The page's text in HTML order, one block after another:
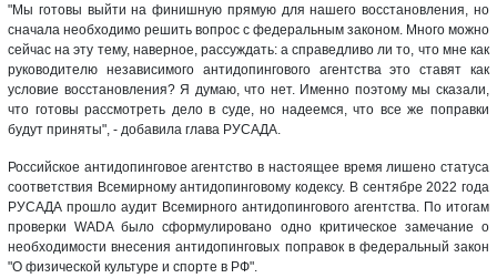
"Мы готовы выйти на финишную прямую для нашего восстановления, но
сначала необходимо решить вопрос с федеральным законом. Много можно
сейчас на эту тему, наверное, рассуждать: а справедливо ли то, что мне как
руководителю независимого антидопингового агентства это ставят как
условие восстановления? Я думаю, что нет. Именно поэтому мы сказали,
что готовы рассмотреть дело в суде, но надеемся, что все же поправки
будут приняты", - добавила глава РУСАДА.
Российское антидопинговое агентство в настоящее время лишено статуса
соответствия Всемирному антидопинговому кодексу. В сентябре 2022 года
РУСАДА прошло аудит Всемирного антидопингового агентства. По итогам
проверки WADA было сформулировано одно критическое замечание о
необходимости внесения антидопинговых поправок в федеральный закон
"О физической культуре и спорте в РФ".